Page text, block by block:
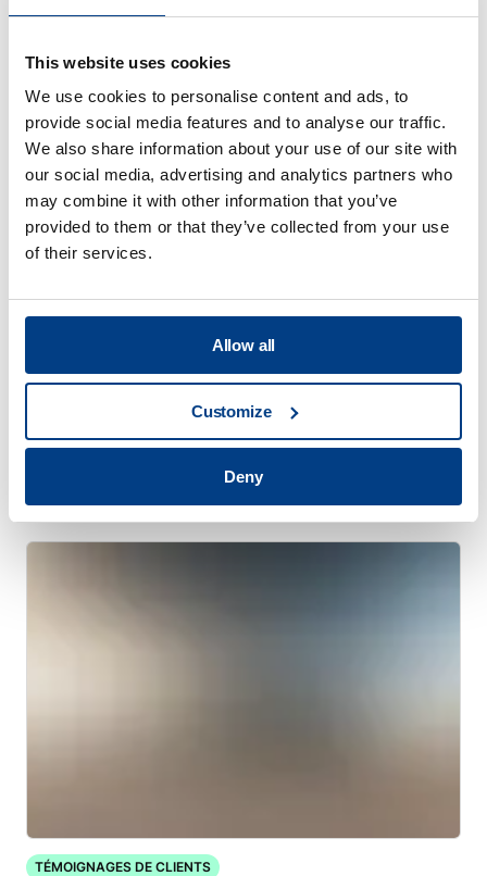
This website uses cookies
We use cookies to personalise content and ads, to
provide social media features and to analyse our traffic.
We also share information about your use of our site with
our social media, advertising and analytics partners who
may combine it with other information that you’ve
provided to them or that they’ve collected from your use
of their services.
Allow all
Customize
Deny
Conduit d’échappement d’un moteur à
réaction
TÉMOIGNAGES DE CLIENTS
Quintus aide Trestad Laser à étendre son
marché et à améliorer sa productivité
TÉMOIGNAGES DE CLIENTS